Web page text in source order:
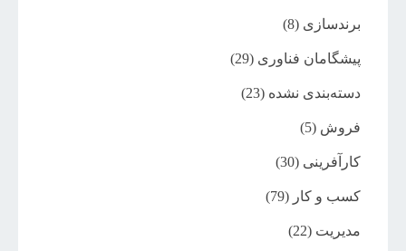
برندسازی (8)
پیشگامان فناوری (29)
دسته‌بندی نشده (23)
فروش (5)
کارآفرینی (30)
کسب و کار (79)
مدیریت (22)